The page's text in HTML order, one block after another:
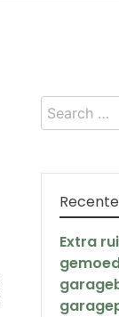
Search
for:
Extra